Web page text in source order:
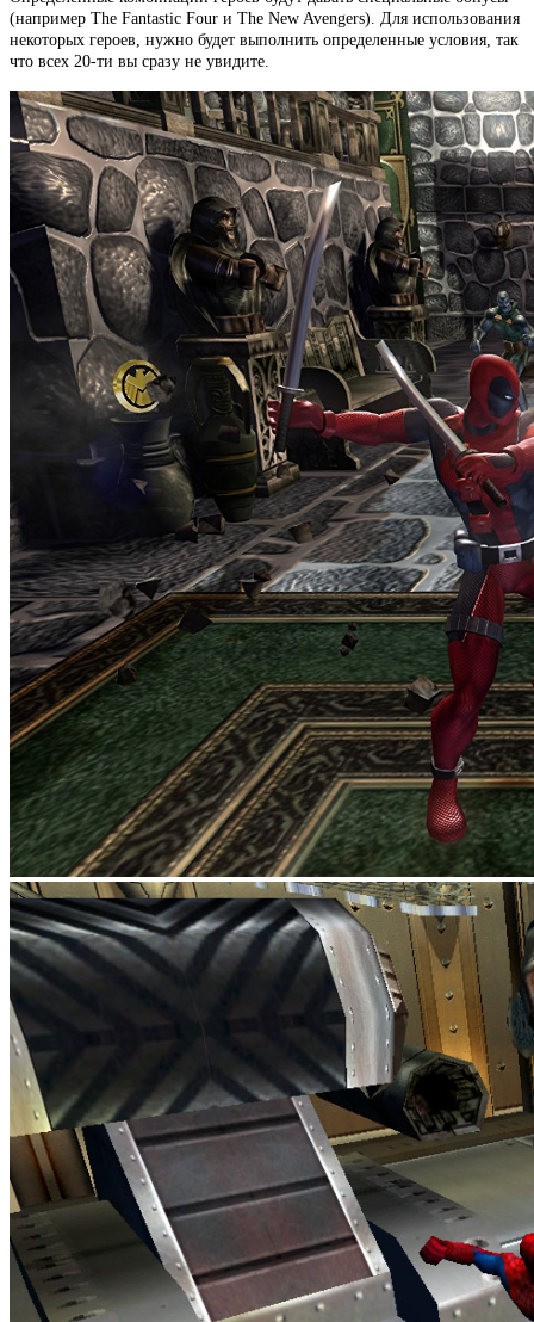
(например The Fantastic Four и The New Avengers). Для использования
некоторых героев, нужно будет выполнить определенные условия, так
что всех 20-ти вы сразу не увидите.